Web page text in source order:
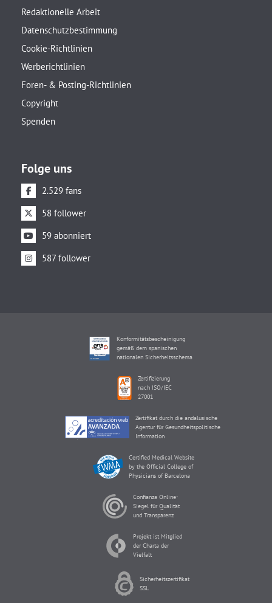
Redaktionelle Arbeit
Datenschutzbestimmung
Cookie-Richtlinien
Werberichtlinien
Foren- & Posting-Richtlinien
Copyright
Spenden
Folge uns
2.529 fans
58 follower
59 abonniert
587 follower
Konformitätsbescheinigung
gemäß dem spanischen
nationalen Sicherheitsschema
Zertifizierung
nach ISO/IEC
27001
Zertifikat durch die andalusische
Agentur für Gesundheitspolitische
Information
Certified Medical Website
by the Official College of
Physicians of Barcelona
Confianza Online-
Siegel für Qualität
und Transparenz
Projekt ist Mitglied
der Charta der
Vielfalt
Sicherheitszertifikat
SSL